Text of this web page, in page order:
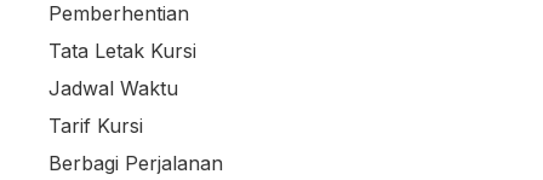
Pemberhentian
Tata Letak Kursi
Jadwal Waktu
Tarif Kursi
Berbagi Perjalanan